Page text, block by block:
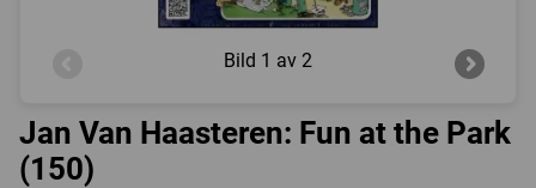
Bild 1 av 2
Jan Van Haasteren: Fun at the Park
(150)